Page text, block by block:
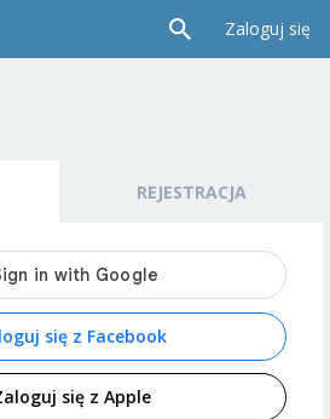
Zaloguj się
REJESTRACJA
się z Facebook
się z Apple